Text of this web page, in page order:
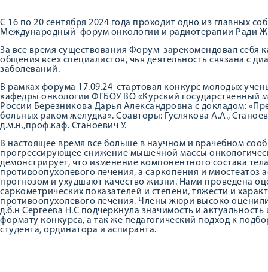
С 16 по 20 сентября 2024 года проходит одно из главных
Международный форум онкологии и радиотерапии Ради
За все время существования Форум зарекомендовал себя
общения всех специалистов, чья деятельность связана с
заболеваний.
В рамках форума 17.09.24 стартовал конкурс молодых
кафедры онкологии ФГБОУ ВО «Курский государственный
России Березникова Дарья Александровна с докладом:
больных раком желудка». Соавторы: Гуслякова А.А.,
д.м.н.,проф.каф. Станоевич У.
В настоящее время все больше в научном и врачебном
прогрессирующее снижение мышечной массы
демонстрирует, что изменение компонентного состава
противоопухолевого лечения, а саркопения и
прогнозом и ухудшают качество жизни. Нами проведена
саркометрических показателей и степени, тяжести и
противоопухолевого лечения. Члены жюри высоко
д.б.н Сергеева Н.С подчеркнула значимость и
формату конкурса, а так же педагогический подход к
студента, ординатора и аспиранта.